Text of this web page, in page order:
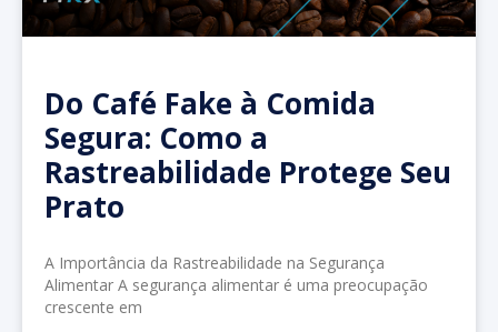
Do Café Fake à Comida
Segura: Como a
Rastreabilidade Protege Seu
Prato
A Importância da Rastreabilidade na Segurança
Alimentar A segurança alimentar é uma preocupação
crescente em